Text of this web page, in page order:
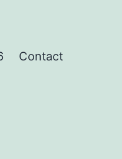
Contact